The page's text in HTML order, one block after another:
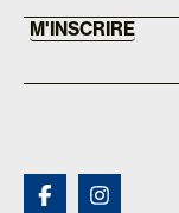
this
field
M'INSCRIRE